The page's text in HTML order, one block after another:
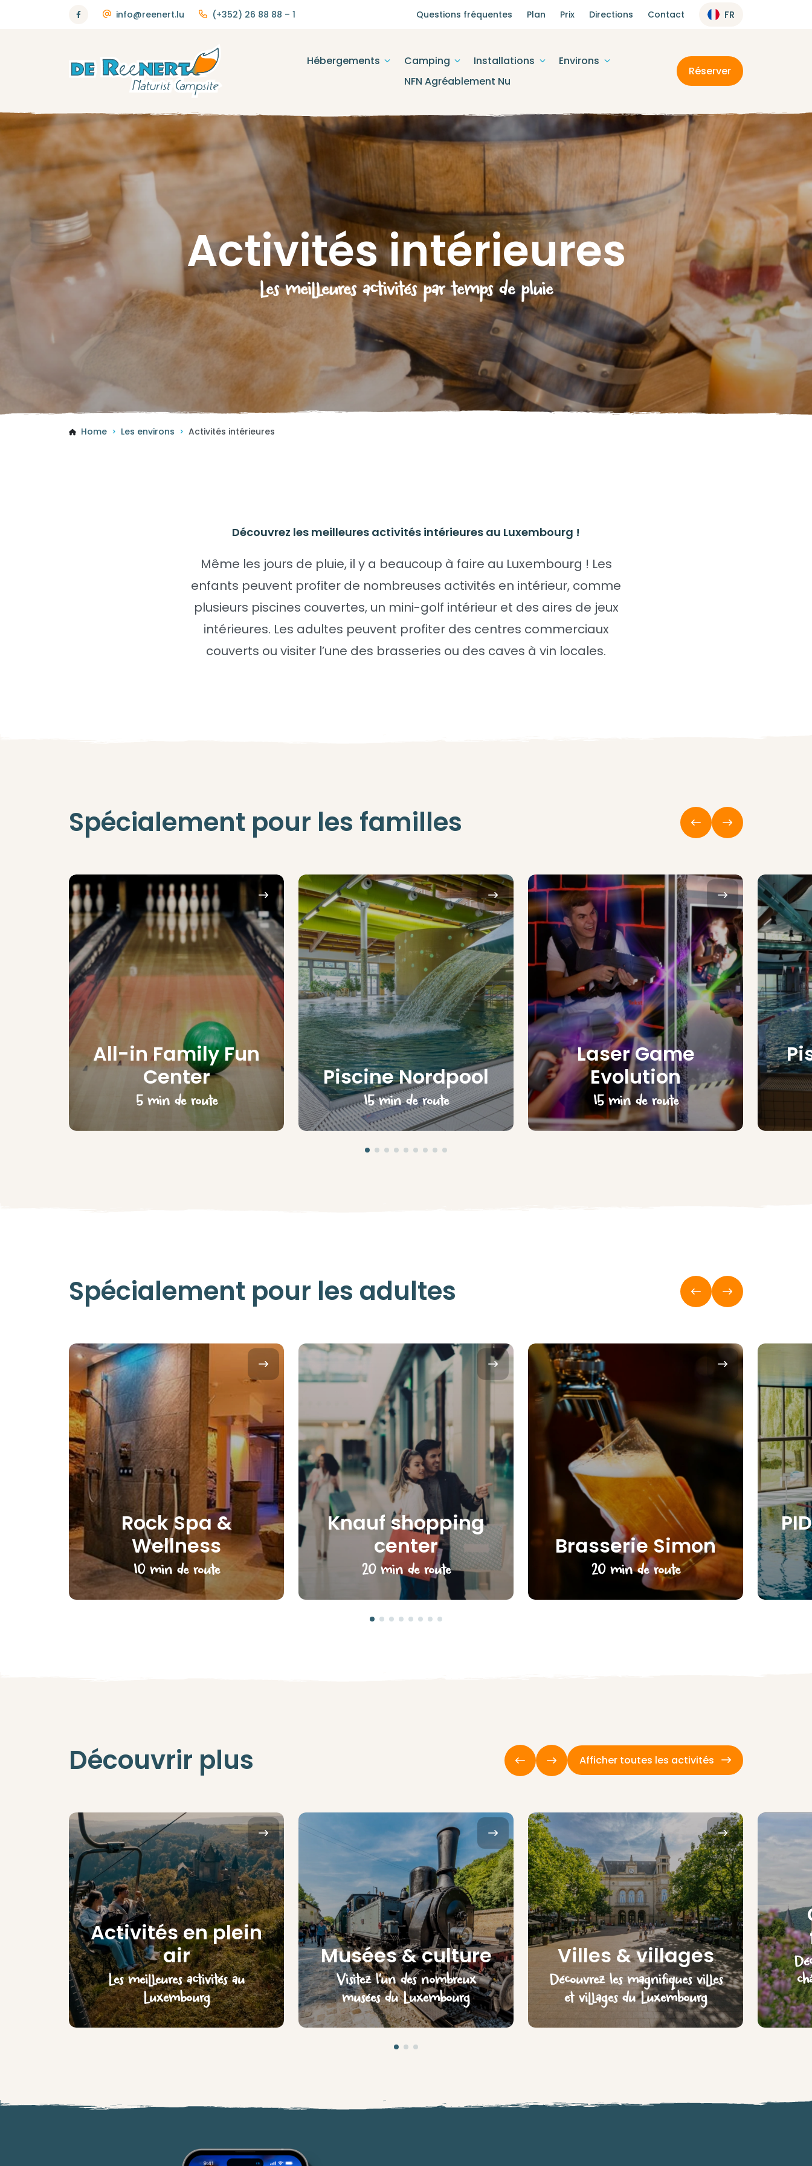
info@reenert.lu (+352) 26 88 88 – 1 Questions fréquentes Plan Prix Directions Contact FR
Hébergements Camping Installations
Environs
NFN Agréablement Nu
Réserver
Activités intérieures
Les meilleures activités par temps de pluie
Home > Les environs > Activités intérieures
Découvrez les meilleures activités intérieures au Luxembourg !
Même les jours de pluie, il y a beaucoup à faire au Luxembourg ! Les
enfants peuvent profiter de nombreuses activités en intérieur, comme
plusieurs piscines couvertes, un mini-golf intérieur et des aires de jeux
intérieures. Les adultes peuvent profiter des centres commerciaux
couverts ou visiter l’une des brasseries ou des caves à vin locales.
Spécialement pour les familles
All-in Family Fun
Center
5 min de route
Piscine Nordpool
15 min de route
Laser Game
Evolution
15 min de route
Spécialement pour les adultes
Rock Spa &
Wellness
10 min de route
Knauf shopping
center
20 min de route
Brasserie Simon
20 min de route
Découvrir plus Afficher toutes les activités
Activités en plein
air
Les meilleures activités au
Luxembourg
Musées & culture
Visitez l’un des nombreux
musées du Luxembourg
Villes & villages
Découvrez les magnifiques villes
et villages du Luxembourg